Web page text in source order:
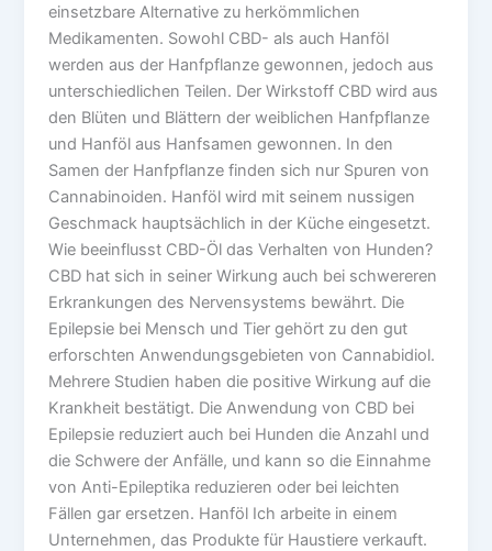
einsetzbare Alternative zu herkömmlichen
Medikamenten. Sowohl CBD- als auch Hanföl
werden aus der Hanfpflanze gewonnen, jedoch aus
unterschiedlichen Teilen. Der Wirkstoff CBD wird aus
den Blüten und Blättern der weiblichen Hanfpflanze
und Hanföl aus Hanfsamen gewonnen. In den
Samen der Hanfpflanze finden sich nur Spuren von
Cannabinoiden. Hanföl wird mit seinem nussigen
Geschmack hauptsächlich in der Küche eingesetzt.
Wie beeinflusst CBD-Öl das Verhalten von Hunden?
CBD hat sich in seiner Wirkung auch bei schwereren
Erkrankungen des Nervensystems bewährt. Die
Epilepsie bei Mensch und Tier gehört zu den gut
erforschten Anwendungsgebieten von Cannabidiol.
Mehrere Studien haben die positive Wirkung auf die
Krankheit bestätigt. Die Anwendung von CBD bei
Epilepsie reduziert auch bei Hunden die Anzahl und
die Schwere der Anfälle, und kann so die Einnahme
von Anti-Epileptika reduzieren oder bei leichten
Fällen gar ersetzen. Hanföl Ich arbeite in einem
Unternehmen, das Produkte für Haustiere verkauft.